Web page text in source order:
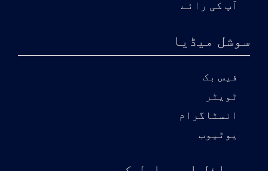
آپ کی رائے
سوشل میڈیا
فیس بک
ٹویٹر
انسٹاگرام
یوٹیوب